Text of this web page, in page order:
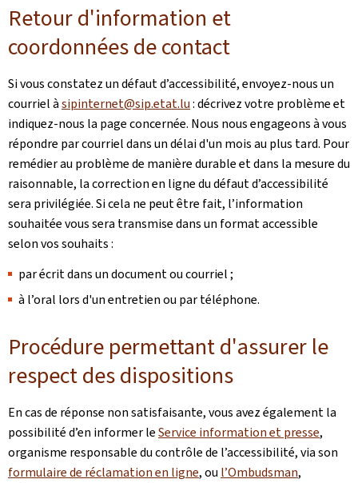
Retour d'information et
coordonnées de contact
Si vous constatez un défaut d’accessibilité, envoyez-nous un
courriel àsipinternet@sip.etat.lu: décrivez votre problème et
indiquez-nous la page concernée. Nous nous engageons à vous
répondre par courriel dans un délai d'un mois au plus tard. Pour
remédier au problème de manière durable et dans la mesure du
raisonnable, la correction en ligne du défaut d’accessibilité
sera privilégiée. Si cela ne peut être fait, l’information
souhaitée vous sera transmise dans un format accessible
selon vos souhaits :
par écrit dans un document ou courriel ;
à l’oral lors d'un entretien ou par téléphone.
Procédure permettant d'assurer le
respect des dispositions
En cas de réponse non satisfaisante, vous avez également la
possibilité d’en informer leService information et presse,
organisme responsable du contrôle de l’accessibilité, via son
formulaire de réclamation en ligne, ou l’Ombudsman,